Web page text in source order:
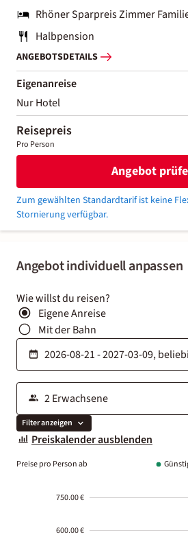
Angebot individuell anpassen
Wie willst du reisen?
Eigene Anreise
Mit der Bahn
Filter anzeigen
Preiskalender ausblenden
Preise pro Person ab
750.00 €
600.00 €
Rhöner Sparpreis Zimmer
Halbpension
ANGEBOTSDETAILS
Eigenanreise
Nur Hotel
Reisepreis
Pro Person
Angebot
Zum gewählten Standardtarif ist keine
Stornierung verfügbar.